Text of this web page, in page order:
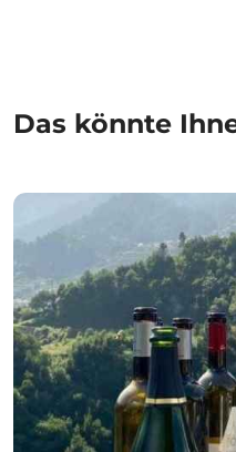
Das könnte